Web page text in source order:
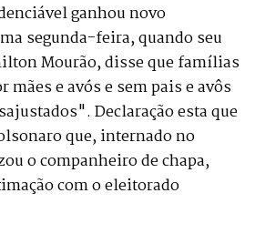
ganhou novo
segunda-feira, quando seu
Mourão, disse que famílias
mães e avós e sem pais e avôs
Declaração esta que
que, internado no
o companheiro de chapa,
com o eleitorado